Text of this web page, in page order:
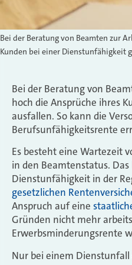
Bei der Beratung von Beamten zur
Kunden bei einer Dienstunfähigkeit
Bei der Beratung von
hoch die Ansprüche ihres
ausfallen. So kann die
Berufsunfähigkeitsrente
Es besteht eine Wartezeit
in den Beamtenstatus.
Dienstunfähigkeit in der
gesetzlichen
Anspruch auf eine
Gründen nicht mehr
Erwerbsminderungsrente
Nur bei einem Dienstunfall